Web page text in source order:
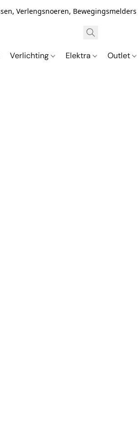
Verlengsnoeren,
Verlichting Elektra Outlet